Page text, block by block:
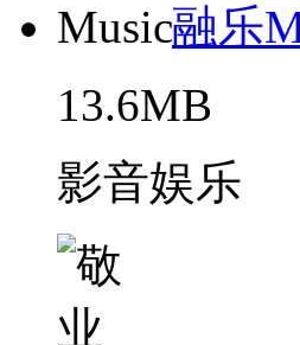
融乐
13.6MB
影音娱乐